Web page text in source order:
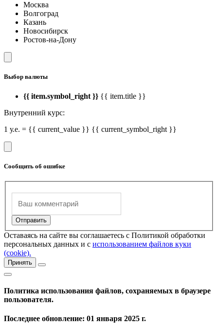
Москва
Волгоград
Казань
Новосибирск
Ростов-на-Дону
Выбор валюты
{{ item.symbol_right }} {{ item.title }}
Внутренний курс:
1 у.е. = {{ current_value }} {{ current_symbol_right }}
Сообщить об ошибке
Оставаясь на сайте вы соглашаетесь с Политикой обработки
персональных данных и с использованием файлов куки
(cookie).
Принять
Политика использования файлов, сохраняемых в браузере
пользователя.
Последнее обновление: 01 января 2025 г.